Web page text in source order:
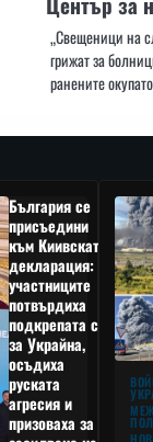
„Свещеници на
грижат за
ранените
България се
присъедини
към Киивската
декларация:
участниците
потвърдиха
подкрепата си
за Украйна,
осъдиха
руската
агресия и
призоваха за